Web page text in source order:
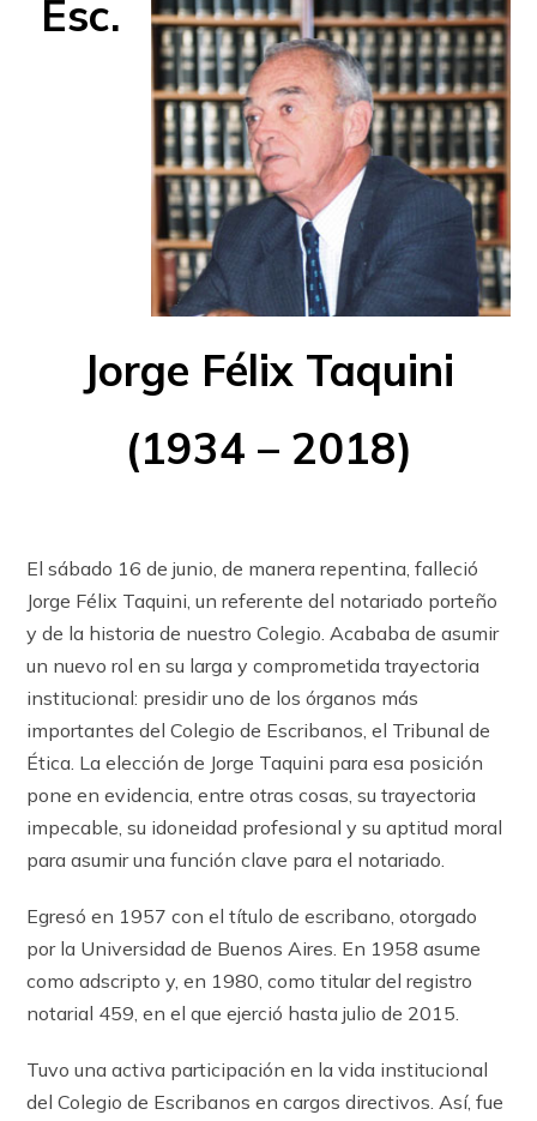
Esc.
Jorge Félix Taquini
(1934 – 2018)
El sábado 16 de junio, de manera repentina, falleció
Jorge Félix Taquini, un referente del notariado porteño
y de la historia de nuestro Colegio. Acababa de asumir
un nuevo rol en su larga y comprometida trayectoria
institucional: presidir uno de los órganos más
importantes del Colegio de Escribanos, el Tribunal de
Ética. La elección de Jorge Taquini para esa posición
pone en evidencia, entre otras cosas, su trayectoria
impecable, su idoneidad profesional y su aptitud moral
para asumir una función clave para el notariado.
Egresó en 1957 con el título de escribano, otorgado
por la Universidad de Buenos Aires. En 1958 asume
como adscripto y, en 1980, como titular del registro
notarial 459, en el que ejerció hasta julio de 2015.
Tuvo una activa participación en la vida institucional
del Colegio de Escribanos en cargos directivos. Así, fue